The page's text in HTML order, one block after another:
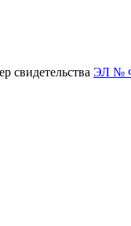
свидетельства ЭЛ №